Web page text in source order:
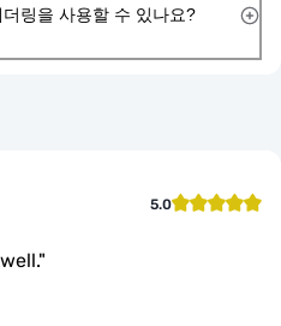
링을 사용할 수 있나요?
5.0
"